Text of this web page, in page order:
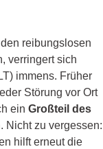
reibungslosen
verringert sich
immens. Früher
Störung vor Ort
ein Großteil des
. Nicht zu vergessen:
hilft erneut die